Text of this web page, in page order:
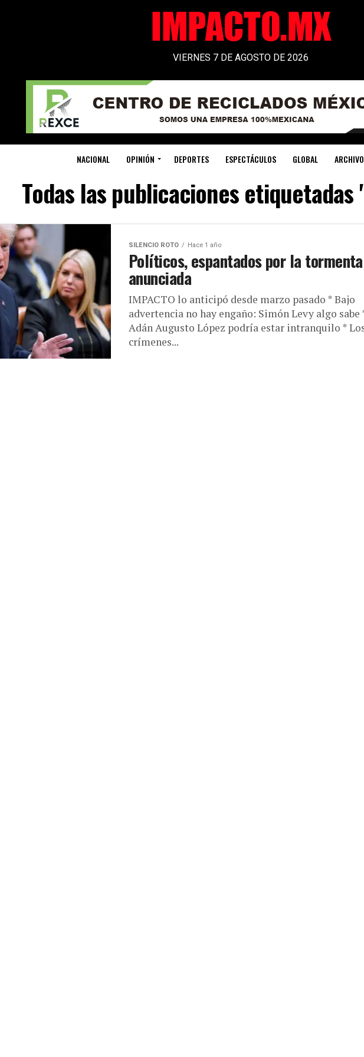
VIERNES 7 DE AGOSTO DE 2026
NACIONAL OPINIÓN DEPORTES ESPECTÁCULOS GLOBAL
Todas las publicaciones etiquetadas
SILENCIO ROTO Hace 1 año
Políticos, espantados por la tormenta
anunciada
IMPACTO lo anticipó desde marzo pasado * Bajo
advertencia no hay engaño: Simón Levy algo sabe
Adán Augusto López podría estar intranquilo *
crímenes...